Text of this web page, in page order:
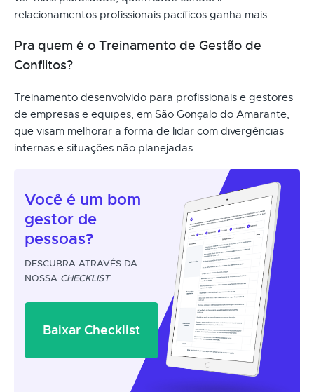
relacionamentos profissionais pacíficos ganha mais.
Pra quem é o Treinamento de Gestão de
Conflitos?
Treinamento desenvolvido para profissionais e gestores
de empresas e equipes, em São Gonçalo do Amarante,
que visam melhorar a forma de lidar com divergências
internas e situações não planejadas.
Você é um bom
gestor de
pessoas?
DESCUBRA ATRAVÉS DA
NOSSA CHECKLIST
Baixar Checklist